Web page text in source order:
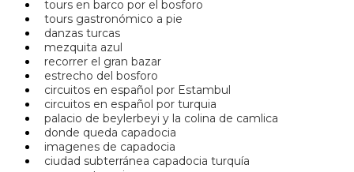
tours en barco por el bosforo
tours gastronómico a pie
danzas turcas
mezquita azul
recorrer el gran bazar
estrecho del bosforo
circuitos en español por Estambul
circuitos en español por turquia
palacio de beylerbeyi y la colina de camlica
donde queda capadocia
imagenes de capadocia
ciudad subterránea capadocia turquía